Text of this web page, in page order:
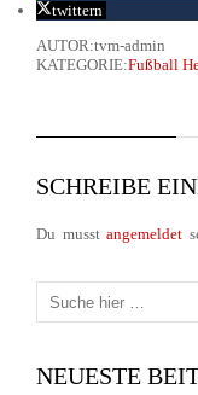
twittern
AUTOR:tvm-admin
KATEGORIE:Fußball
SCHREIBE
Du musstangemeldet
NEUESTE